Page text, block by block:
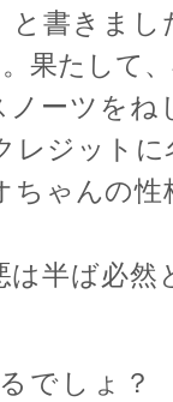
書きまし
果たして
ーツをね
レジット
ゃんの性
半ば必然
でしょ